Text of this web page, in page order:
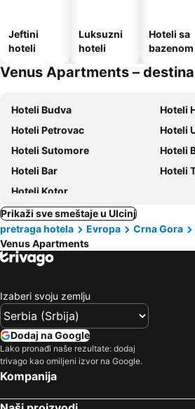
Jeftini
hoteli
Luksuzni
hoteli
Hoteli sa
bazenom
Venus Apartments –
Hoteli Budva
Hoteli
Hoteli Petrovac
Hoteli
Hoteli Sutomore
Hoteli
Hoteli Bar
Hoteli
Hoteli Kotor
Prikaži sve smeštaje u Ulcinj
pretraga hotela
Evropa Crna Gora
Venus Apartments
Izaberi svoju zemlju
Dodaj na Google
Lako pronađi naše rezultate: dodaj
trivago kao omiljeni izvor na Google.
Kompanija